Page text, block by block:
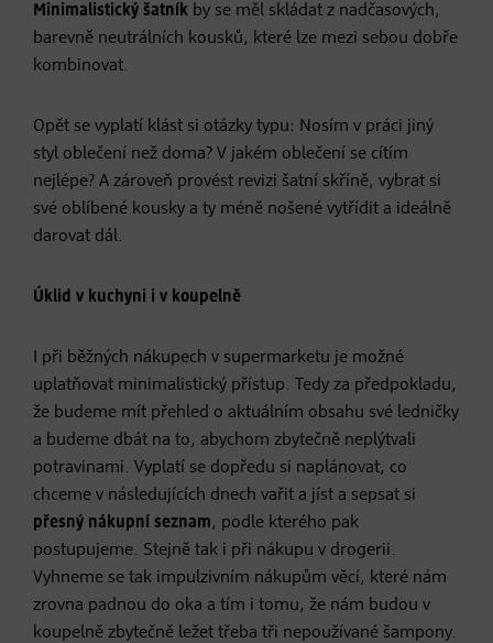
Minimalistický šatník by se měl skládat z nadčasových,
barevně neutrálních kousků, které lze mezi sebou dobře
kombinovat.
Opět se vyplatí klást si otázky typu: Nosím v práci jiný
styl oblečení než doma? V jakém oblečení se cítím
nejlépe? A zároveň provést revizi šatní skříně, vybrat si
své oblíbené kousky a ty méně nošené vytřídit a ideálně
darovat dál.
Úklid v kuchyni i v koupelně
I při běžných nákupech v supermarketu je možné
uplatňovat minimalistický přístup. Tedy za předpokladu,
že budeme mít přehled o aktuálním obsahu své ledničky
a budeme dbát na to, abychom zbytečně neplýtvali
potravinami. Vyplatí se dopředu si naplánovat, co
chceme v následujících dnech vařit a jíst a sepsat si
přesný nákupní seznam, podle kterého pak
postupujeme. Stejně tak i při nákupu v drogerii.
Vyhneme se tak impulzivním nákupům věcí, které nám
zrovna padnou do oka a tím i tomu, že nám budou v
koupelně zbytečně ležet třeba tři nepoužívané šampony.